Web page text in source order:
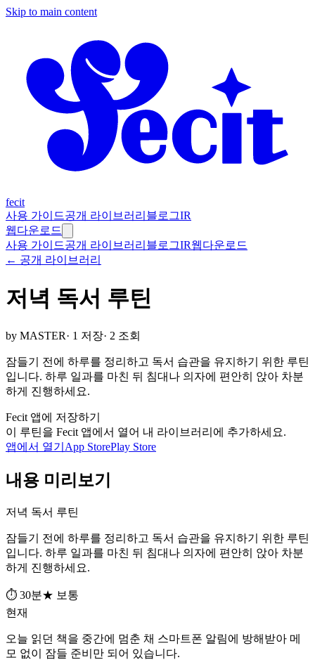
Skip to main content
fecit
사용 가이드공개 라이브러리 블로그IR
웹다운로드
사용 가이드공개 라이브러리 블로그IR웹다운로드
← 공개 라이브러리
저녁 독서 루틴
by MASTER· 1 저장· 2 조회
잠들기 전에 하루를 정리하고 독서 습관을 유지하기 위한 루틴
입니다. 하루 일과를 마친 뒤 침대나 의자에 편안히 앉아 차분
하게 진행하세요.
Fecit 앱에 저장하기
이 루틴을 Fecit 앱에서 열어 내 라이브러리에 추가하세요.
앱에서 열기 App StorePlay Store
내용 미리보기
저녁 독서 루틴
잠들기 전에 하루를 정리하고 독서 습관을 유지하기 위한 루틴
입니다. 하루 일과를 마친 뒤 침대나 의자에 편안히 앉아 차분
하게 진행하세요.
⏱ 30분★ 보통
현재
오늘 읽던 책을 중간에 멈춘 채 스마트폰 알림에 방해받아 메
모 없이 잠들 준비만 되어 있습니다.